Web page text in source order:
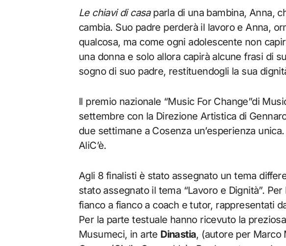
Le chiavi di casaparla di una bambina, Anna,
cambia. Suo padre perderà il lavoro e Anna,
qualcosa, ma come ogni adolescente non
una donna e solo allora capirà alcune frasi di
sogno di suo padre, restituendogli la sua
Il premio nazionale “Music For Change”di
settembre con la Direzione Artistica di
due settimane a Cosenza un’esperienza
AliC’è.
Agli 8 finalisti è stato assegnato un tema
stato assegnato il tema “Lavoro e Dignità”.
fianco a fianco a coach e tutor, rappresentati
Per la parte testuale hanno ricevuto la
Musumeci, in arte Dinastia, (autore per Marco